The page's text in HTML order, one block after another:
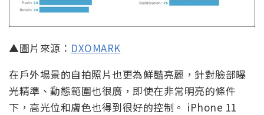
▲圖片來源： DXOMARK
在戶外場景的自拍照片也更為鮮豔亮麗，針對臉部曝
光精準、動態範圍也很廣，即使在非常明亮的條件
下，高光位和膚色也得到很好的控制。 iPhone 11